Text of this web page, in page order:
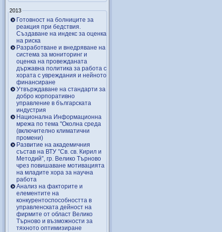
2013
Готовност на болниците за
реакция при бедствия.
Създаване на индекс за оценка
на риска
Разработване и внедряване на
система за мониторинг и
оценка на провежданата
държавна политика за работа с
хората с увреждания и нейното
финансиране
Утвърждаване на стандарти за
добро корпоративно
управление в българската
индустрия
Национална Информационна
мрежа по тема "Околна среда
(включително климатични
промени)
Развитие на академичния
състав на ВТУ ”Св. св. Кирил и
Методий”, гр. Велико Търново
чрез повишаване мотивацията
на младите хора за научна
работа
Анализ на факторите и
елементите на
конкурентоспособността в
управленската дейност на
фирмите от област Велико
Търново и възможности за
тяхното оптимизиране